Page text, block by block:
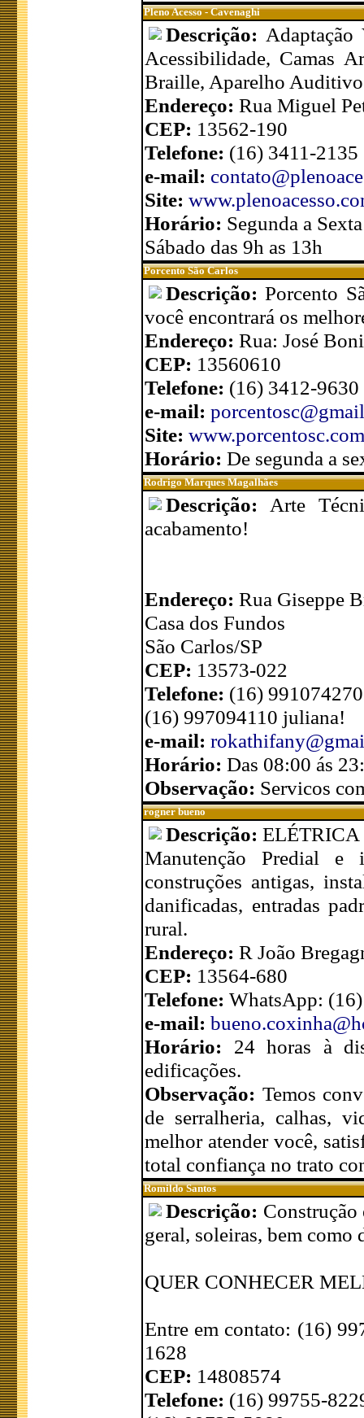
Pleno Acesso - Cavenaghi
Descrição:
Acessibilidade, Camas
Braille, Aparelho
Endereço: Rua Miguel
CEP: 13562-190
Telefone: (16) 3411-2135
e-mail:
Site:
Horário: Segunda a
Sábado das 9h as 13h
Porcento São Carlos
Descrição:Porcento
você encontrará os
Endereço: Rua: José
CEP: 13560610
Telefone: (16) 3412-9630
e-mail:
Site:
Horário: De segunda a
Rodrigo Marques Magalhães
Descrição: Arte
acabamento!
Endereço: Rua Giseppe
Casa dos Fundos
São Carlos/SP
CEP: 13573-022
Telefone: (16)
(16) 997094110 juliana!
e-mail:
Horário: Das 08:00 ás
Observação: Servicos
rogner bueno
Descrição:
Manutenção Predial e
construções antigas,
danificadas, entradas
rural.
Endereço: R João
CEP: 13564-680
Telefone: WhatsApp:
e-mail:
Horário: 24 horas à
edificações.
Observação: Temos
de serralheria, calhas,
melhor atender você,
total confiança no trato
Romildo Santos
Descrição: Construção
geral, soleiras, bem como
QUER CONHECER
Entre em contato: (16)
1628
CEP: 14808574
Telefone: (16) 99755-